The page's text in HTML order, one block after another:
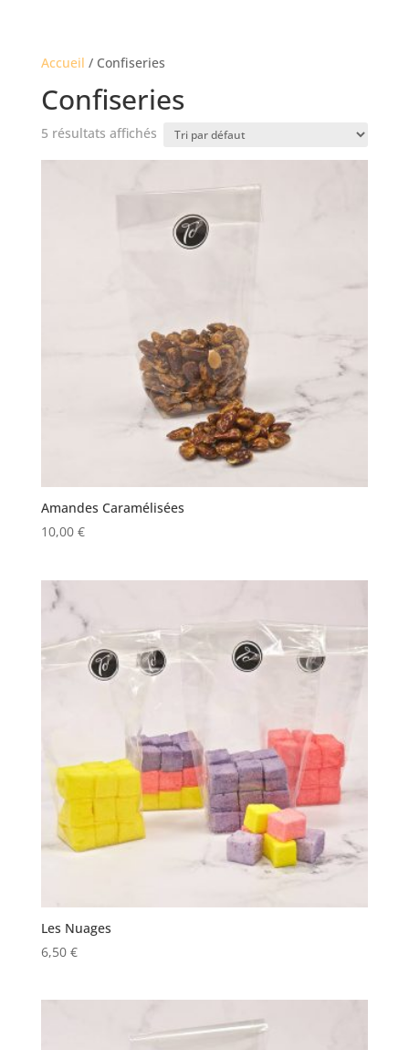
Accueil / Confiseries
Confiseries
5 résultats affichés
Amandes Caramélisées
10,00 €
Les Nuages
6,50 €